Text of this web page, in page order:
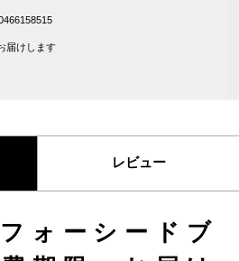
届けします
レビュー
ォーシードブ